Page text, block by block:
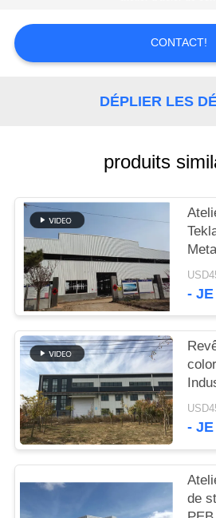
CONTRÔLE
QUALITÉ
NOUVELLES
CAS
PLAN
DU
SITE
POLITIQUE
DE
CONFIDENTIALITÉ
CONTACT!
DÉPLIER LES
produits
-
-
de